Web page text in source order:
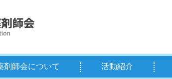
剤師会について 活動紹介